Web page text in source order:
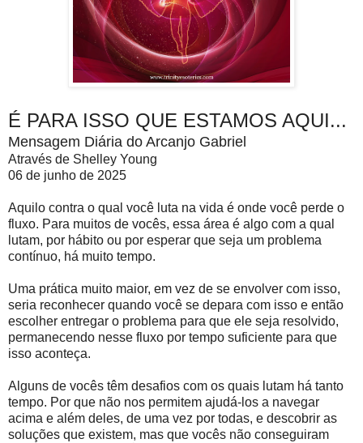
É PARA ISSO QUE ESTAMOS AQUI...
Mensagem Diária do Arcanjo Gabriel
Através de Shelley Young
06 de junho de 2025
Aquilo contra o qual você luta na vida é onde você perde o
fluxo. Para muitos de vocês, essa área é algo com a qual
lutam, por hábito ou por esperar que seja um problema
contínuo, há muito tempo.
Uma prática muito maior, em vez de se envolver com isso,
seria reconhecer quando você se depara com isso e então
escolher entregar o problema para que ele seja resolvido,
permanecendo nesse fluxo por tempo suficiente para que
isso aconteça.
Alguns de vocês têm desafios com os quais lutam há tanto
tempo. Por que não nos permitem ajudá-los a navegar
acima e além deles, de uma vez por todas, e descobrir as
soluções que existem, mas que vocês não conseguiram